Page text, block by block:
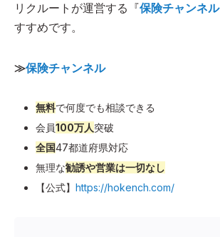
リクルートが運営する『保険チャンネル
すすめです。
≫保険チャンネル
無料で何度でも相談できる
会員100万人突破
全国47都道府県対応
無理な勧誘や営業は一切なし
【公式】 https://hokench.com/